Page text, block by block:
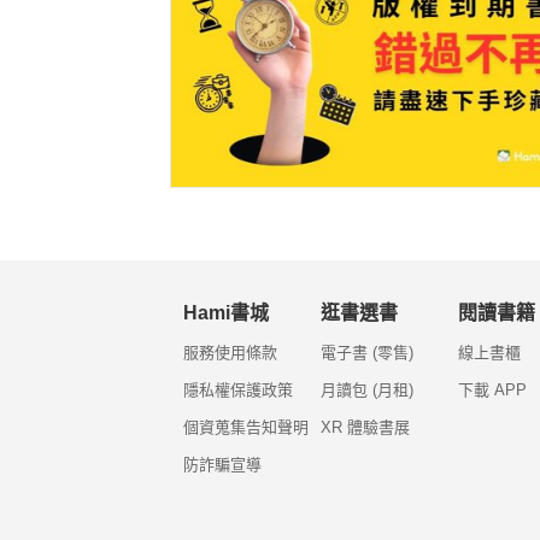
Hami書城
服務使用條款
隱私權保護政策
個資蒐集告知聲明
防詐騙宣導
逛書選書
電子書 (零售)
月讀包 (月租)
XR 體驗書展
閱讀書籍
線上書櫃
下載 APP